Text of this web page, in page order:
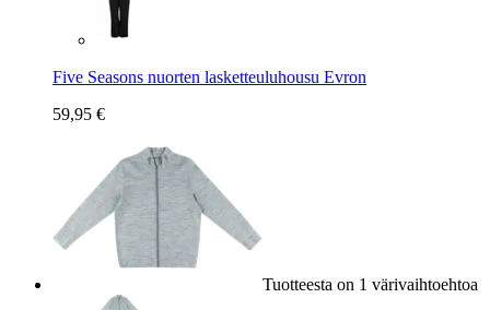
Five Seasons nuorten lasketteuluhousu Evron
59,95 €
Tuotteesta on 1 värivaihtoehtoa